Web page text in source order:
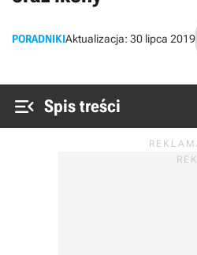
PORADNIKIAktualizacja: 30 lipca 2019
 Spis treści